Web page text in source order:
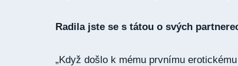
Radila jste se s tátou o svých
„Když došlo k mému prvnímu